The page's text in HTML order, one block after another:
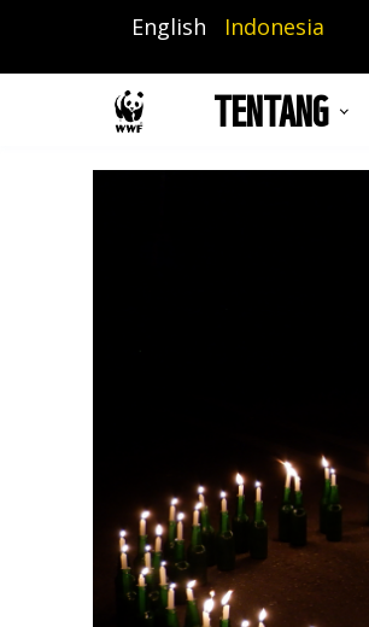
isi
English Indonesia
TENTANG